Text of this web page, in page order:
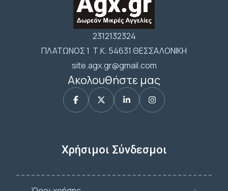
2312132324
ΠΛΑΤΩΝΟΣ 1 Τ.Κ. 54631 ΘΕΣΣΑΛΟΝΙΚΗ
site.agx.gr@gmail.com
Ακολουθήστε μας
Χρήσιμοι Σύνδεσμοι